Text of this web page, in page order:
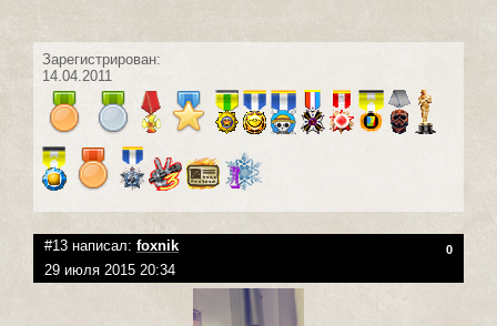
Зарегистрирован:
14.04.2011
#13 написал: foxnik 0
29 июля 2015 20:34